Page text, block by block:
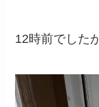
12時前でした